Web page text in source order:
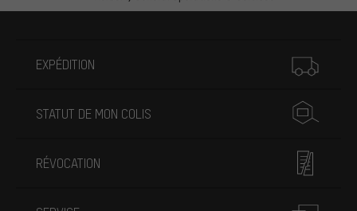
EXPÉDITION
STATUT DE MON COLIS
RÉVOCATION